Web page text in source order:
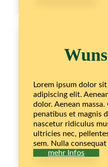
Lorem ipsum dolor
adipiscing elit.
dolor. Aenean
penatibus et magnis
nascetur ridiculus
ultricies nec,
sem. Nulla
mehr Infos